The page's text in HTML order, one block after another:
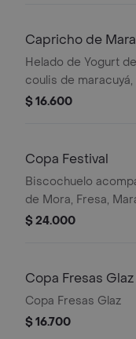
Capricho de
Helado de Yogurt
coulis de maracuyá,
melocotones y el
$ 16.600
Copa Festival
Biscochuelo
de Mora, Fresa,
Vainilla con trocitos
barquillos crocantes.
$ 24.000
Copa Fresas Glaz
Copa Fresas Glaz
$ 16.700